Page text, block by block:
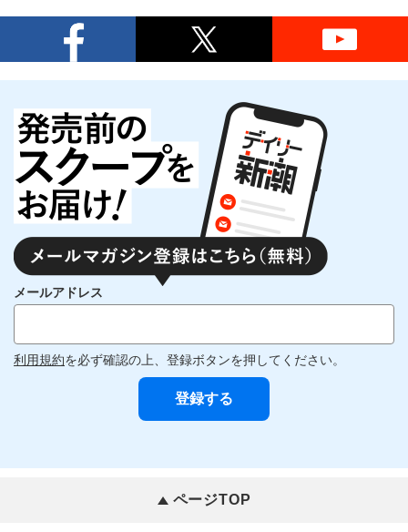
メールアドレス
利用規約を必ず確認の上、登録ボタンを押してください。
ページTOP